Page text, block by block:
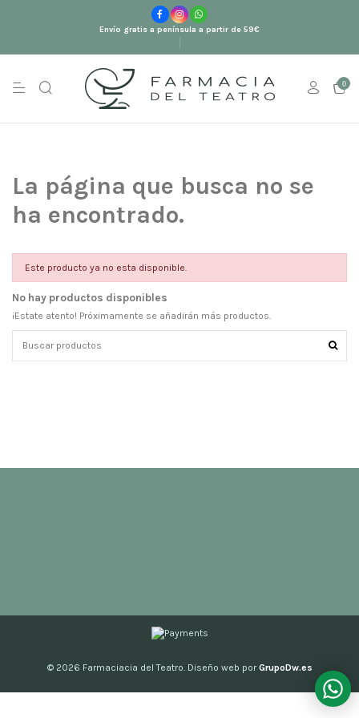
Envío gratis a península a partir de 59€
0
La página que busca no se
ha encontrado.
Este producto ya no esta disponible.
No hay productos disponibles
¡Estate atento! Próximamente se añadirán más productos.
© 2026 Farmaciacia del Teatro. Diseño web porGrupoDw.es